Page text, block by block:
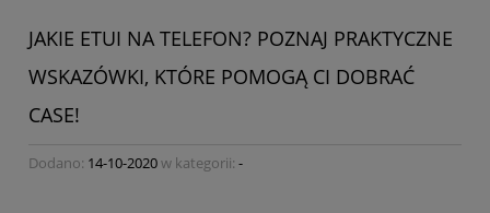
JAKIE ETUI NA TELEFON? POZNAJ PRAKTYCZNE
WSKAZÓWKI, KTÓRE POMOGĄ CI DOBRAĆ
CASE!
Dodano: 14-10-2020w kategorii: -